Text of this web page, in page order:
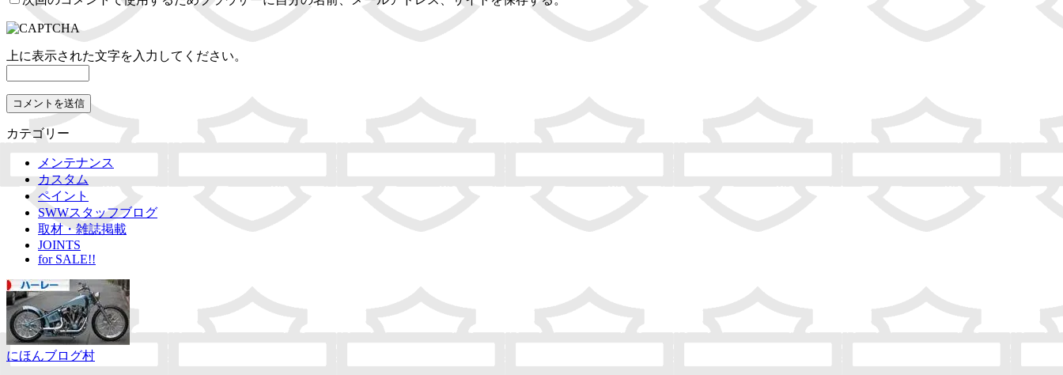
上に表示された文字を入力してください。
カテゴリー
メンテナンス
カスタム
ペイント
SWWスタッフブログ
取材・雑誌掲載
JOINTS
for SALE!!
にほんブログ村